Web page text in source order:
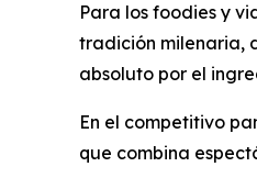
Para los foodies y
tradición milenaria,
absoluto por el
En el competitivo
que combina